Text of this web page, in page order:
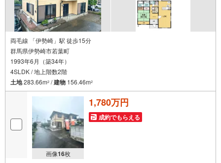
両毛線 「伊勢崎」駅 徒歩15分
群馬県伊勢崎市若葉町
1993年6月（築34年）
4SLDK / 地上階数2階
土地283.66m2 /建物 156.46m2
画像16枚
1,780万円
成約でもらえる